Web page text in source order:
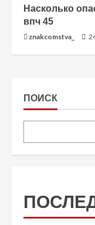
Насколько
впч 45
znakcomstva_
ПОИСК